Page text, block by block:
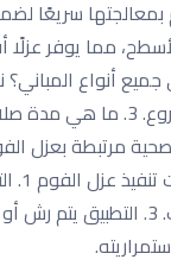
مما يوفر
عزل الفوم في جميع
4. هل هناك أي